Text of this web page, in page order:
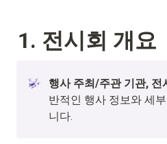
1. 전시회 개요
행사 주최/주관 기관, 전
반적인 행사 정보와 세
니다.